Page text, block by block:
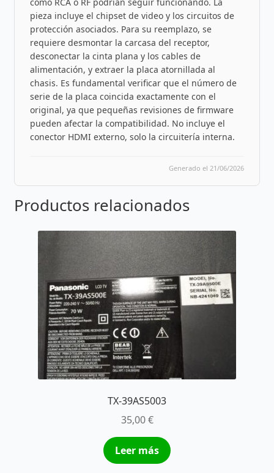
como RCA o RF podrían seguir funcionando. La
pieza incluye el chipset de video y los circuitos de
protección asociados. Para su reemplazo, se
requiere desmontar la carcasa del receptor,
desconectar la cinta plana y los cables de
alimentación, y extraer la placa atornillada al
chasis. Es fundamental verificar que el número de
serie de la placa coincida exactamente con el
original, ya que pequeñas revisiones de firmware
pueden afectar la compatibilidad. No incluye el
conector HDMI externo, solo la circuitería interna.
Generado el 21/06/2026
Productos relacionados
TX-39AS5003
35,00€
Leer más